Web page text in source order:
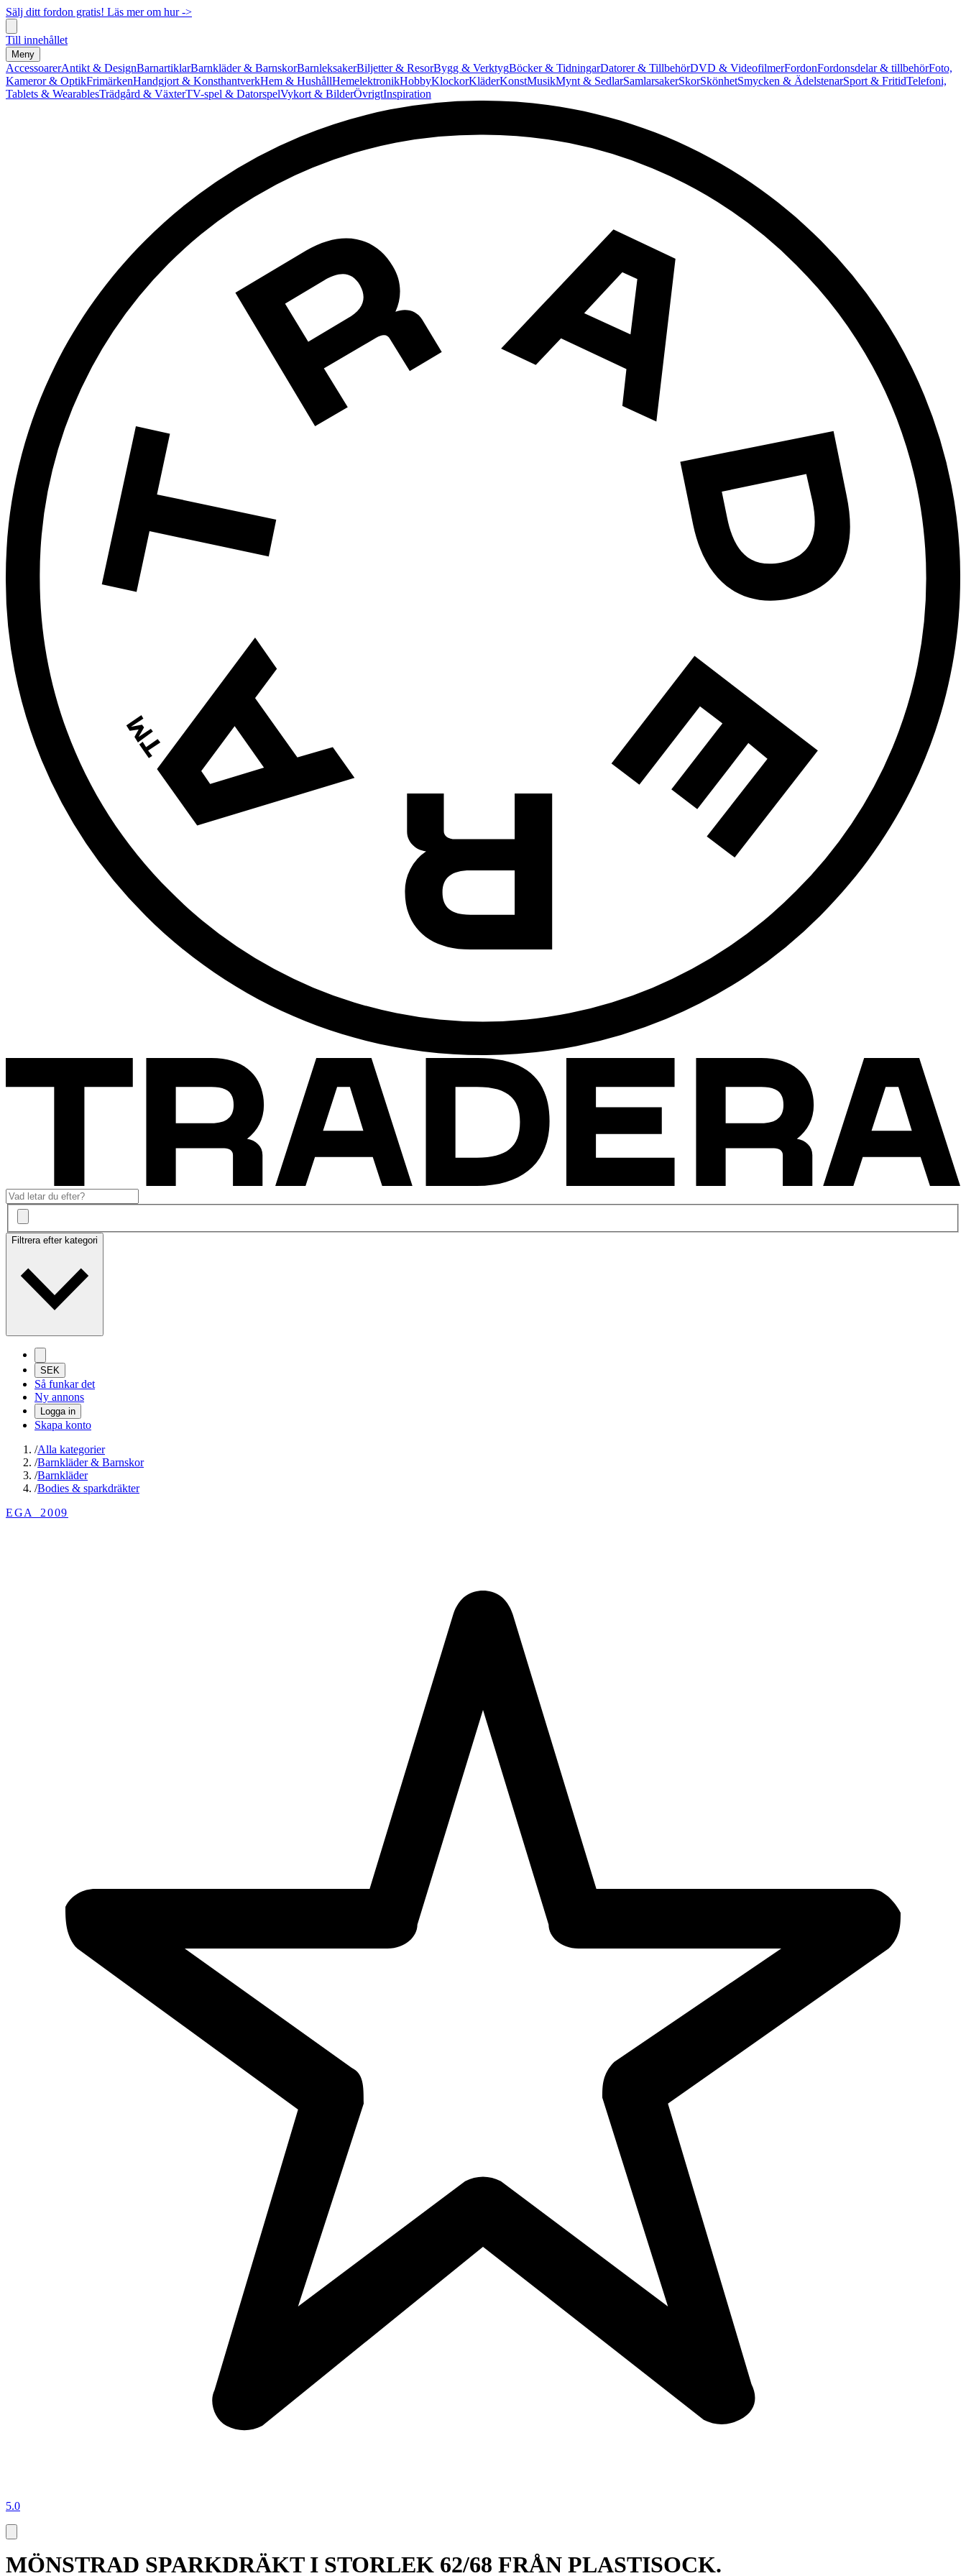
Sälj ditt fordon gratis! Läs mer om hur ->
Till innehållet
Meny
AccessoarerAntikt & DesignBarnartiklarBarnkläder & BarnskorBarnleksakerBiljetter & ResorBygg & VerktygBöcker & TidningarDatorer & TillbehörDVD & VideofilmerFordonFordonsdelar & tillbehörFoto,
Kameror & OptikFrimärkenHandgjort & KonsthantverkHem & HushållHemelektronikHobbyKlockorKläderKonstMusikMynt & SedlarSamlarsakerSkorSkönhetSmycken & ÄdelstenarSport & FritidTelefoni,
Tablets & WearablesTrädgård & VäxterTV-spel & DatorspelVykort & BilderÖvrigtInspiration
Filtrera efter kategori
SEK
Så funkar det
Ny annons
Logga in
Skapa konto
/Alla kategorier
/Barnkläder & Barnskor
/Barnkläder
/Bodies & sparkdräkter
EGA_2009
5.0
MÖNSTRAD SPARKDRÄKT I STORLEK 62/68 FRÅN PLASTISOCK.